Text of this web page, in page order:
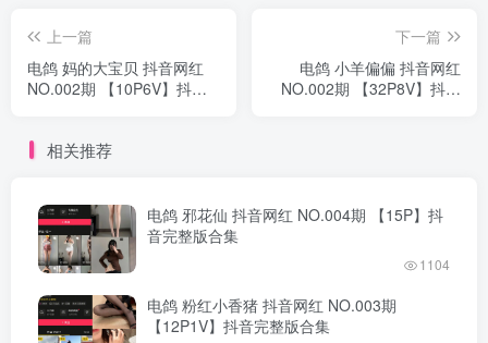
上一篇
电鸽 妈的大宝贝 抖音网红
NO.002期 【10P6V】抖音
下一篇
电鸽 小羊偏偏 抖音网红
NO.002期 【32P8V】抖音
相关推荐
电鸽 邪花仙 抖音网红 NO.004期 【15P】抖
音完整版合集
1104
电鸽 粉红小香猪 抖音网红 NO.003期
【12P1V】抖音完整版合集